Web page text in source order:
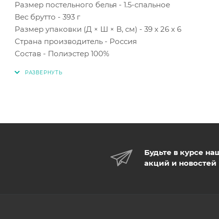
Размер постельного белья - 1.5-спальное
Вес брутто - 393 г
Размер упаковки (Д × Ш × В, см) - 39 х 26 х 6
Страна производитель - Россия
Состав - Полиэстер 100%
Будьте в курсе
акций и новостей